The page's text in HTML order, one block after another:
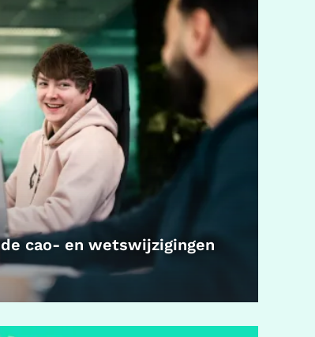
cao- en wetswijzigingen